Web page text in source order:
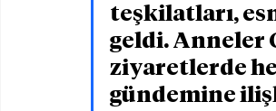
teşkilatları,
geldi. Anneler
ziyaretlerde
gündemine